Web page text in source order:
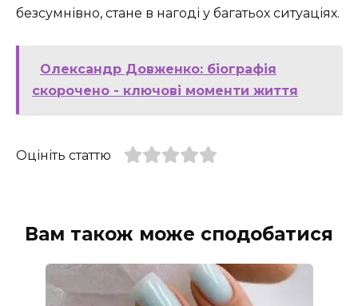
безсумнівно, стане в нагоді у багатьох ситуаціях.
Олександр Довженко: біографія
скорочено - ключові моменти життя
Оцініть статтю
Вам також може сподобатися